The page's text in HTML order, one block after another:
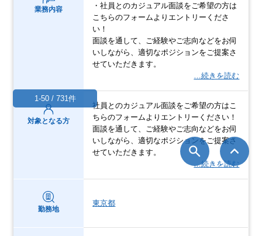
業務内容
・社員とのカジュアル面談をご希望の方は
こちらのフォームよりエントリーくださ
い！
面談を通して、ご経験やご志向などをお伺
いしながら、適切なポジションをご提案さ
せていただきます。
…続きを読む
対象となる方
社員とのカジュアル面談をご希望の方はこ
ちらのフォームよりエントリーください！
面談を通して、ご経験やご志向などをお伺
いしながら、適切なポジションをご提案さ
せていただきます。
…続きを読む
勤務地
東京都
1-50 / 731件